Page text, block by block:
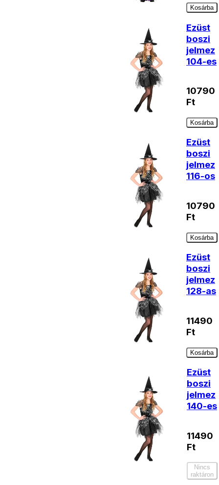
Kosárba
Ezüst
boszi
jelmez
104-es
10790
Ft
Kosárba
Ezüst
boszi
jelmez
116-os
10790
Ft
Kosárba
Ezüst
boszi
jelmez
128-as
11490
Ft
Kosárba
Ezüst
boszi
jelmez
140-es
11490
Ft
Nincs
raktáron